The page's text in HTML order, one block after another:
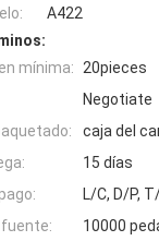
A422
mínima: 20pieces
Negotiate
caja del
15 días
L/C, D/P,
fuente:
10000